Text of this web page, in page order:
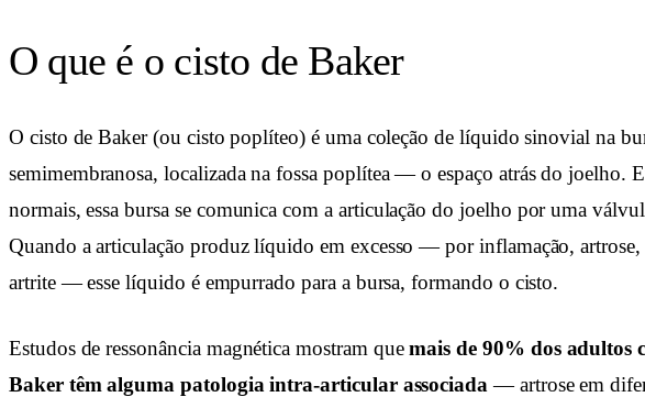
O que é o cisto de Baker
O cisto de Baker (ou cisto poplíteo) é uma coleção de líquido sinovial na
semimembranosa, localizada na fossa poplítea — o espaço atrás do joelho.
normais, essa bursa se comunica com a articulação do joelho por uma
Quando a articulação produz líquido em excesso — por inflamação, artrose,
artrite — esse líquido é empurrado para a bursa, formando o cisto.
Estudos de ressonância magnética mostram quemais de 90% dos adultos
Baker têm alguma patologia intra-articular associada — artrose em